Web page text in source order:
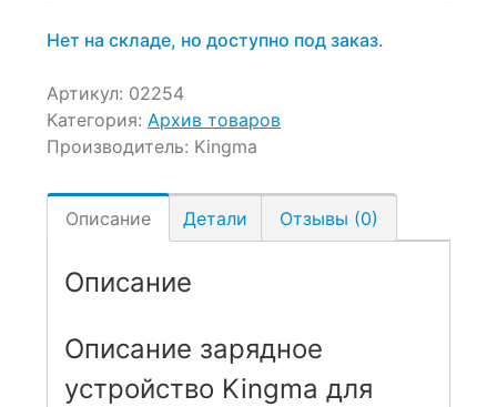
Нет на складе, но доступно под заказ.
Артикул: 02254
Категория: Архив товаров
Производитель: Kingma
Описание Детали Отзывы (0)
Описание
Описание зарядное
устройство Kingma для